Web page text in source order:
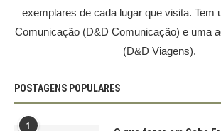
exemplares de cada lugar que visita. Tem
Comunicação (D&D Comunicação) e uma
(D&D Viagens).
POSTAGENS POPULARES
1